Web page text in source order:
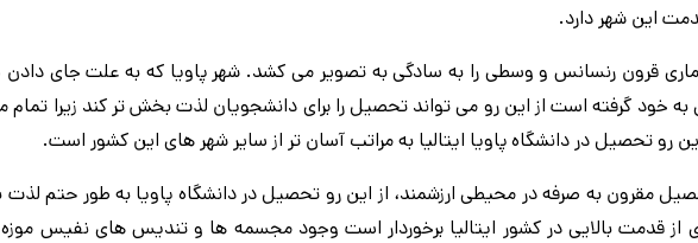
این شهر دارد.
قرون رنسانس و وسطی را به سادگی به تصویر می کشد. شهر پاویا که به علت جای
خود گرفته است از این رو می تواند تحصیل را برای دانشجویان لذت بخش تر کند زیرا تمام
رو تحصیل در دانشگاه پاویا ایتالیا به مراتب آسان تر از سایر شهر های این کشور است.
مقرون به صرفه در محیطی ارزشمند، از این رو تحصیل در دانشگاه پاویا به طور حتم
از قدمت بالایی در کشور ایتالیا برخوردار است وجود مجسمه ها و تندیس های نفیس موزه